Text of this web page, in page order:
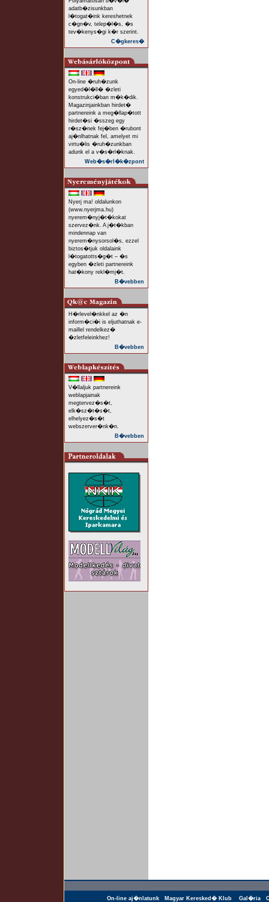
adatb�zisunkban
l�togat�ink kereshetnek
c�gn�v, telep�l�s, �s
tev�kenys�gi k�r szerint.
C�gkeres�
On-line �ruh�zunk
egyed�l�ll� �zleti
konstrukci�ban m�k�dik.
Magazinjainkban hirdet�
partnereink a meg�llap�tott
hirdet�si �sszeg egy
r�sz�nek fej�ben �rubont
aj�nlhatnak fel, amelyet mi
virtu�lis �ruh�zunkban
adunk el a v�s�rl�knak.
Web�s�rl�k�zpont
Nyerj ma! oldalunkon
(www.nyerjma.hu)
nyerem�nyj�t�kokat
szervez�nk. A j�t�kban
mindennap van
nyerem�nysorsol�s, ezzel
biztos�tjuk oldalaink
l�togatotts�g�t – �s
egyben �zleti partnereink
hat�kony rekl�mj�t.
B�vebben
H�rlevel�nkkel az �n
inform�ci�i is eljuthatnak e-
maillel rendelkez�
�zletfeleinkhez!
B�vebben
V�llaljuk partnereink
weblapjainak
megtervez�s�t,
elk�sz�t�s�t,
elhelyez�s�t
webszerver�nk�n.
B�vebben
On-line aj�nlatunk Magyar Keresked� Klub Gal�ria